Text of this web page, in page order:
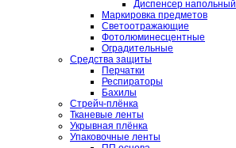
Диспенсер напольный
Маркировка предметов
Светоотражающие
Фотолюминесцентные
Оградительные
Средства защиты
Перчатки
Респираторы
Бахилы
Стрейч-плёнка
Тканевые ленты
Укрывная плёнка
Упаковочные ленты